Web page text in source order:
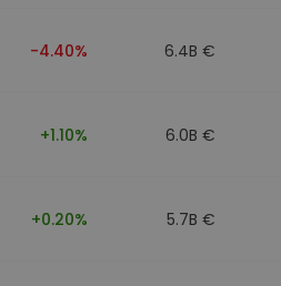
-4.40% 6.4B €
+1.10% 6.0B €
+0.20% 5.7B €